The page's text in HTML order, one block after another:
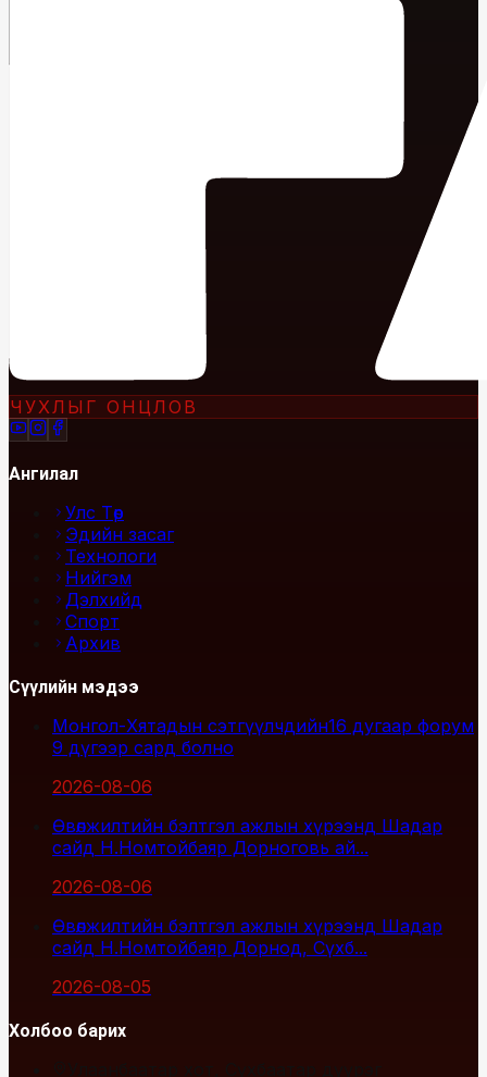
ЧУХЛЫГ ОНЦЛОВ
Ангилал
Улс Төр
Эдийн засаг
Технологи
Нийгэм
Дэлхийд
Спорт
Архив
Сүүлийн мэдээ
Монгол-Хятадын сэтгүүлчдийн16 дугаар форум
9 дүгээр сард болно
2026-08-06
Өвөлжилтийн бэлтгэл ажлын хүрээнд Шадар
сайд Н.Номтойбаяр Дорноговь ай...
2026-08-06
Өвөлжилтийн бэлтгэл ажлын хүрээнд Шадар
сайд Н.Номтойбаяр Дорнод, Сүхб...
2026-08-05
Холбоо барих